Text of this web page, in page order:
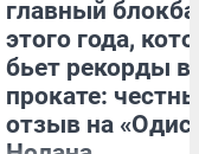
главный
этого года,
бьет рекорды в
прокате:
отзыв на